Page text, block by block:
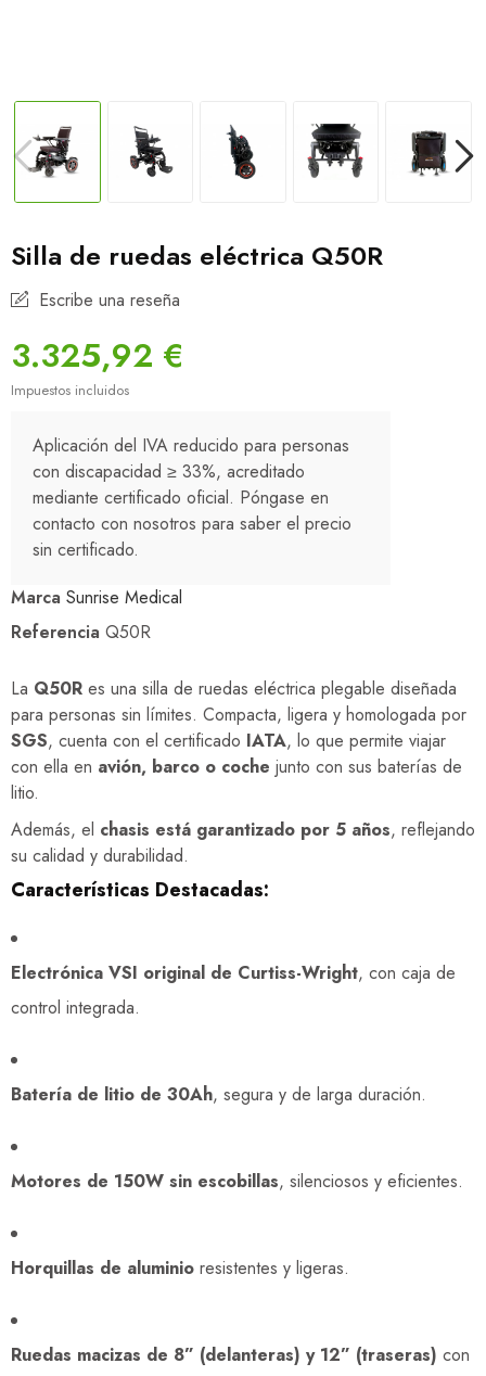
Silla de ruedas eléctrica Q50R
Escribe una reseña
3.325,92 €
Impuestos incluidos
Aplicación del IVA reducido para personas
con discapacidad ≥ 33%, acreditado
mediante certificado oficial. Póngase en
contacto con nosotros para saber el precio
sin certificado.
Marca Sunrise Medical
Referencia Q50R
La Q50R es una silla de ruedas eléctrica plegable diseñada
para personas sin límites. Compacta, ligera y homologada por
SGS, cuenta con el certificado IATA, lo que permite viajar
con ella en avión, barco o coche junto con sus baterías de
litio.
Además, el chasis está garantizado por 5 años, reflejando
su calidad y durabilidad.
Características Destacadas:
Electrónica VSI original de Curtiss-Wright, con caja de
control integrada.
Batería de litio de 30Ah, segura y de larga duración.
Motores de 150W sin escobillas, silenciosos y eficientes.
Horquillas de aluminio resistentes y ligeras.
Ruedas macizas de 8” (delanteras) y 12” (traseras) con